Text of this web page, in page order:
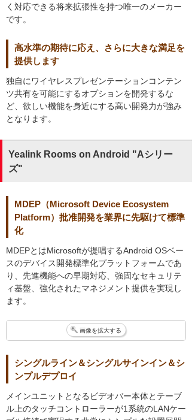
く対応できる将来拡張性を持つ唯一のメーカー
です。
高水準の期待に応え、さらに大きな満足を
提供します
独自にワイヤレスプレゼンテーションコンテン
ツ共有を可能にするオプションを開発するな
ど、欲しい機能を身近にする高い開発力が強み
となります。
Yealink Rooms on Android "Aシリー
ズ"
MDEP（Microsoft Device Ecosystem
Platform）批准開発を業界に先駆けて標準
化
MDEPとはMicrosoftが提唱するAndroid OSベー
スのデバイス開発標準化プラットフォームであ
り、先進機能への早期対応、強固なセキュリテ
ィ基盤、強化されたマネジメント提供を実現し
ます。
画像を拡大する
シングルライン＆シングルサインイン＆シ
ンプルデプロイ
メインユニットとなるビデオバー本体とテーブ
ル上のタッチコントローラーが1系統のLANケー